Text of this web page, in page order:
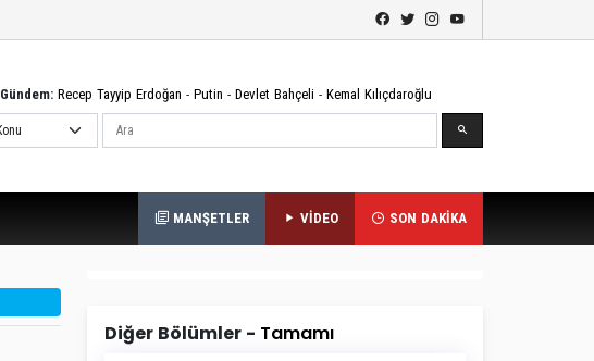
Gündem: Recep Tayyip Erdoğan - Putin - Devlet Bahçeli - Kemal Kılıçdaroğlu
Ara
MANŞETLER VİDEO SON DAKİKA
Diğer Bölümler - Tamamı